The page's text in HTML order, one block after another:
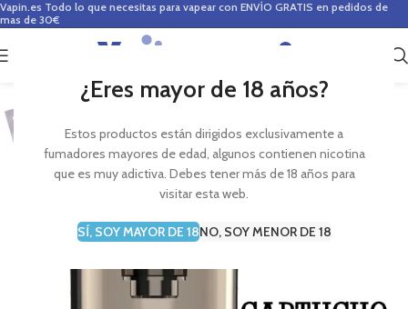
¿Eres mayor de 18 años?
Estos productos están dirigidos exclusivamente a
fumadores mayores de edad, algunos contienen nicotina
que es muy adictiva. Debes tener más de 18 años para
visitar esta web.
SÍ, SOY MAYOR DE 18NO, SOY MENOR DE 18
Vapin.es Todo lo que necesitas para vapear con ENVÍO GRATIS en pedidos de
mas de 30€
0